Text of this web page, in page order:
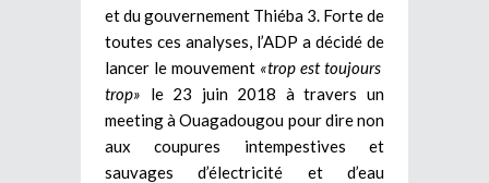
et du gouvernement Thiéba 3. Forte de
toutes ces analyses, l’ADP a décidé de
lancer le mouvement «trop est toujours
trop» le 23 juin 2018 à travers un
meeting à Ouagadougou pour dire non
aux coupures intempestives et
sauvages d’électricité et d’eau